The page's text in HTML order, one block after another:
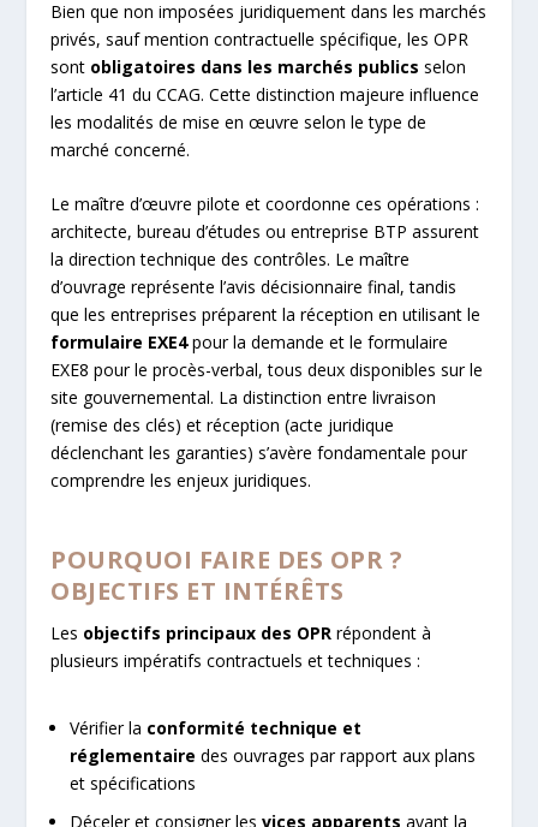
Bien que non imposées juridiquement dans les marchés
privés, sauf mention contractuelle spécifique, les OPR
sont obligatoires dans les marchés publics selon
l’article 41 du CCAG. Cette distinction majeure influence
les modalités de mise en œuvre selon le type de
marché concerné.
Le maître d’œuvre pilote et coordonne ces opérations :
architecte, bureau d’études ou entreprise BTP assurent
la direction technique des contrôles. Le maître
d’ouvrage représente l’avis décisionnaire final, tandis
que les entreprises préparent la réception en utilisant le
formulaire EXE4pour la demande et le formulaire
EXE8 pour le procès-verbal, tous deux disponibles sur le
site gouvernemental. La distinction entre livraison
(remise des clés) et réception (acte juridique
déclenchant les garanties) s’avère fondamentale pour
comprendre les enjeux juridiques.
POURQUOI FAIRE DES OPR ?
OBJECTIFS ET INTÉRÊTS
Les objectifs principaux des OPR répondent à
plusieurs impératifs contractuels et techniques :
Vérifier la conformité technique et
réglementaire des ouvrages par rapport aux plans
et spécifications
Déceler et consigner lesvices apparents avant la